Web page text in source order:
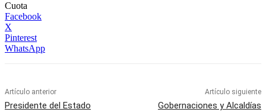
Cuota
Facebook
X
Pinterest
WhatsApp
Artículo anterior
Presidente del Estado
Artículo siguiente
Gobernaciones y Alcaldías